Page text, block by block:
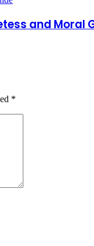
and Moral
*